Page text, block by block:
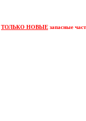
ТОЛЬКО НОВЫЕ запасные